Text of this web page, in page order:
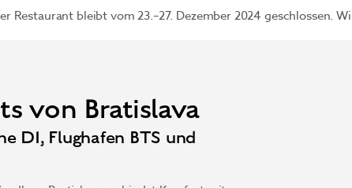
Restaurant bleibt vom 23.–27. Dezember 2024 geschlossen.
von Bratislava
D1, Flughafen BTS und